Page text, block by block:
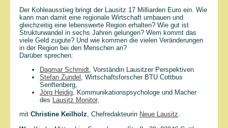
Der Kohleausstieg bringt der Lausitz 17 Milliarden Euro ein. Wie
kann man damit eine regionale Wirtschaft umbauen und
gleichzeitig eine lebenswerte Region erhalten? Wie gut ist
Strukturwandel in sechs Jahren gelungen? Wem kommt das
viele Geld zugute? Und wie kommen die vielen Veränderungen
in der Region bei den Menschen an?
Darüber sprechen:
Dagmar Schmidt, Vorständin Lausitzer Perspektiven
Stefan Zundel , Wirtschaftsforscher BTU Cottbus
Senftenberg,
Jörg Heidig, Kommunikationspsychologe und Macher
des Lausitz Monitor,
mit Christine Keilholz, Chefredakteurin Neue Lausitz.